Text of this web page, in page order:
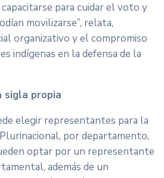
para cuidar el voto y
movilizarse”, relata,
organizativo y el compromiso
indígenas en la defensa de la
sigla propia
elegir representantes para la
por departamento,
optar por un representante
además de un